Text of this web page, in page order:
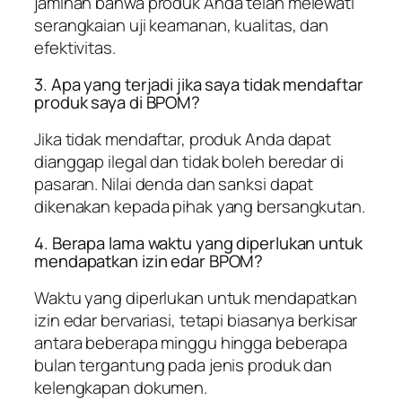
serangkaian uji keamanan, kualitas, dan
efektivitas.
3. Apa yang terjadi jika saya tidak mendaftar
produk saya di BPOM?
Jika tidak mendaftar, produk Anda dapat
dianggap ilegal dan tidak boleh beredar di
pasaran. Nilai denda dan sanksi dapat
dikenakan kepada pihak yang bersangkutan.
4. Berapa lama waktu yang diperlukan untuk
mendapatkan izin edar BPOM?
Waktu yang diperlukan untuk mendapatkan
izin edar bervariasi, tetapi biasanya berkisar
antara beberapa minggu hingga beberapa
bulan tergantung pada jenis produk dan
kelengkapan dokumen.